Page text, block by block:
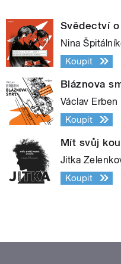
Svědectví
Nina
Koupit
Bláznova
Václav Erben
Koupit
Mít svůj
Jitka
Koupit